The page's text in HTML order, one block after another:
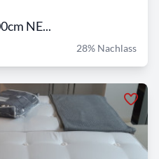
NE...
28% Nachlass